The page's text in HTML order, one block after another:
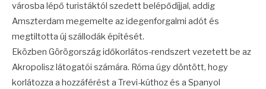
városba lépő turistáktól szedett belépődíjjal, addig
Amszterdam megemelte az idegenforgalmi adót és
megtiltotta új szállodák építését.
Eközben Görögország időkorlátos-rendszert vezetett be az
Akropolisz látogatói számára. Róma úgy döntött, hogy
korlátozza a hozzáférést a Trevi-kúthoz és a Spanyol